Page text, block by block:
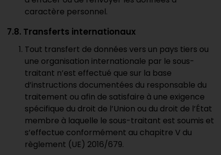
caractère personnel.
7.8. Transferts internationaux
Tout transfert de données vers un pays tiers ou
une organisation internationale par le sous-
traitant n’est effectué que sur la base
d’instructions documentées du responsable du
traitement ou afin de satisfaire à une exigence
spécifique du droit de l’Union ou du droit de l’État
membre à laquelle le sous-traitant est soumis et
s’effectue conformément au chapitre V du
règlement (UE) 2016/679.